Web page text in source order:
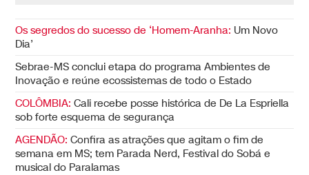
Os segredos do sucesso de ‘Homem-Aranha: Um Novo
Dia’
Sebrae-MS conclui etapa do programa Ambientes de
Inovação e reúne ecossistemas de todo o Estado
COLÔMBIA: Cali recebe posse histórica de De La Espriella
sob forte esquema de segurança
AGENDÃO: Confira as atrações que agitam o fim de
semana em MS; tem Parada Nerd, Festival do Sobá e
musical do Paralamas